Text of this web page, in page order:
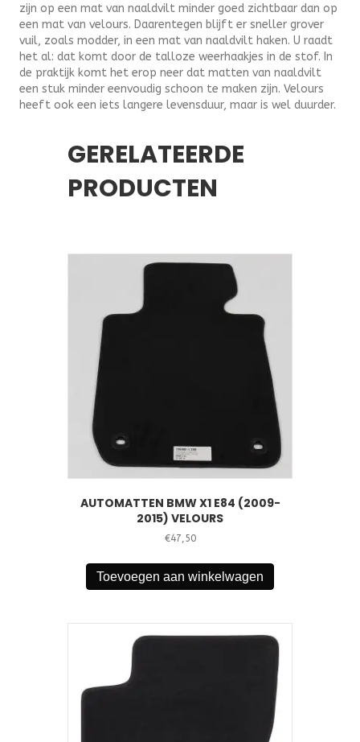
zijn op een mat van naaldvilt minder goed zichtbaar dan op
een mat van velours. Daarentegen blijft er sneller grover
vuil, zoals modder, in een mat van naaldvilt haken. U raadt
het al: dat komt door de talloze weerhaakjes in de stof. In
de praktijk komt het erop neer dat matten van naaldvilt
een stuk minder eenvoudig schoon te maken zijn. Velours
heeft ook een iets langere levensduur, maar is wel duurder.
GERELATEERDE
PRODUCTEN
AUTOMATTEN BMW X1 E84 (2009-
2015) VELOURS
€47,50
Toevoegen aan winkelwagen